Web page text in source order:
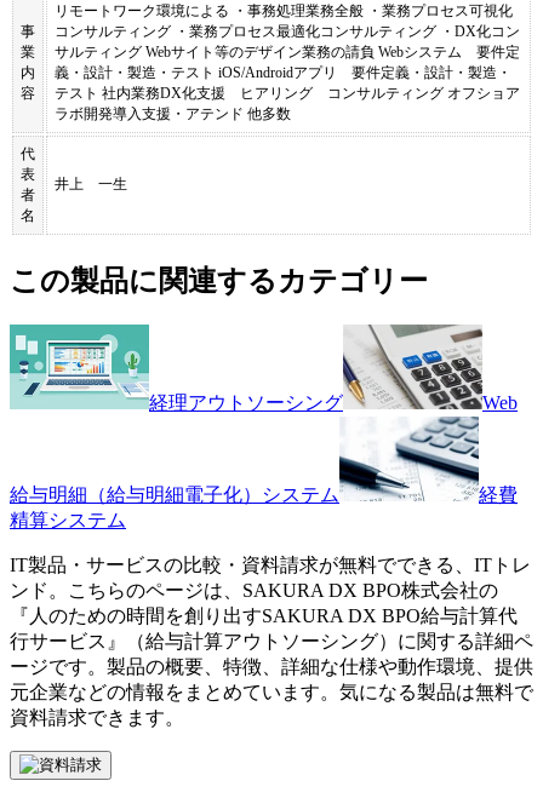
事
業
内
容
リモートワーク環境による ・事務処理業務全般 ・業務プロセス可視化
コンサルティング ・業務プロセス最適化コンサルティング ・DX化コン
サルティング Webサイト等のデザイン業務の請負 Webシステム 要件定
義・設計・製造・テスト iOS/Androidアプリ 要件定義・設計・製造・
テスト 社内業務DX化支援 ヒアリング コンサルティング オフショア
ラボ開発導入支援・アテンド 他多数
代
表
者
名
井上 一生
この製品に関連するカテゴリー
経理アウトソーシング Web
給与明細（給与明細電子化）システム
経費
精算システム
IT製品・サービスの比較・資料請求が無料でできる、ITトレ
ンド。こちらのページは、 SAKURA DX BPO株式会社の
『 人のための時間を創り出すSAKURA DX BPO給与計算代
行サービス 』（給与計算アウトソーシング）に関する詳細ペ
ージです。製品の概要、特徴、詳細な仕様や動作環境、提供
元企業などの情報をまとめています。気になる製品は無料で
資料請求できます。